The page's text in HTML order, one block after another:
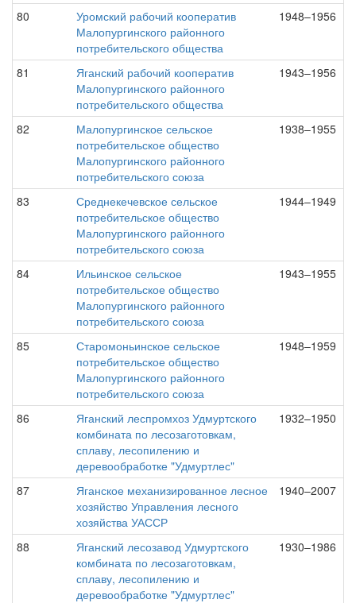
80
Уромский рабочий кооператив
Малопургинского районного
потребительского общества
1948–1956
81
Яганский рабочий кооператив
Малопургинского районного
потребительского общества
1943–1956
82
Малопургинское сельское
потребительское общество
Малопургинского районного
потребительского союза
1938–1955
83
Среднекечевское сельское
потребительское общество
Малопургинского районного
потребительского союза
1944–1949
84
Ильинское сельское
потребительское общество
Малопургинского районного
потребительского союза
1943–1955
85
Старомоньинское сельское
потребительское общество
Малопургинского районного
потребительского союза
1948–1959
86
Яганский леспромхоз Удмуртского
комбината по лесозаготовкам,
сплаву, лесопилению и
деревообработке "Удмуртлес"
1932–1950
87
Яганское механизированное лесное
хозяйство Управления лесного
хозяйства УАССР
1940–2007
88
Яганский лесозавод Удмуртского
комбината по лесозаготовкам,
сплаву, лесопилению и
деревообработке "Удмуртлес"
1930–1986